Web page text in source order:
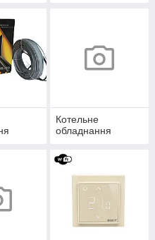
Котельне
обладнання